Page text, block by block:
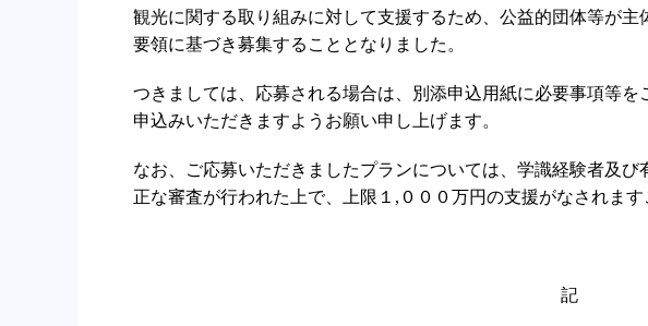
観光に関する取り組みに対して支援するため、公益的団体等が
要領に基づき募集することとなりました。
つきましては、応募される場合は、別添申込用紙に必要事項等を
申込みいただきますようお願い申し上げます。
なお、ご応募いただきましたプランについては、学識経験者及
正な審査が行われた上で、上限１,０００万円の支援がなされます
記